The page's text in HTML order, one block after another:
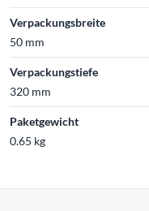
Verpackungsbreite
50 mm
Verpackungstiefe
320 mm
Paketgewicht
0.65 kg